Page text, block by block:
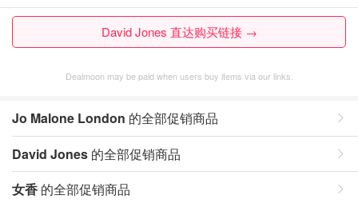
David Jones 直达购买链接 →
Dealmoon may be paid when users buy items via our links.
Jo Malone London 的全部促销商品
David Jones 的全部促销商品
女香 的全部促销商品